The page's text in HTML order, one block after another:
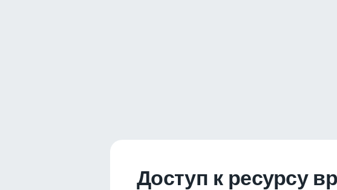
Доступ к ресурсу